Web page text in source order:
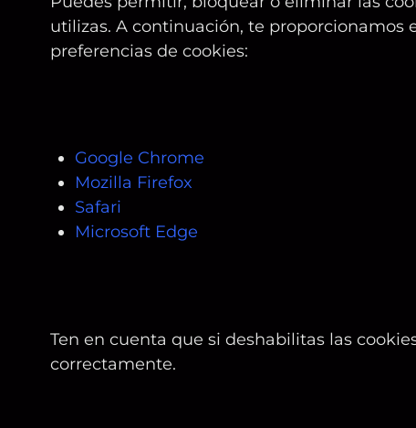
utilizas. A continuación, te proporcionamos
preferencias de cookies:
Google Chrome
Mozilla Firefox
Safari
Microsoft Edge
Ten en cuenta que si deshabilitas las
correctamente.